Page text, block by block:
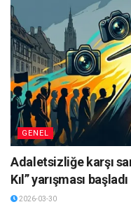
GENEL
Adaletsizliğe karşı
Kıl” yarışması başladı
2026-03-30